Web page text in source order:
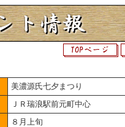
美濃源氏七夕まつり
ＪＲ瑞浪駅前元町中心
８月上旬